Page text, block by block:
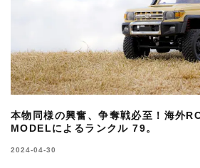
本物同様の興奮、争奪戦必至！海外
MODELによるランクル 79。
2024-04-30